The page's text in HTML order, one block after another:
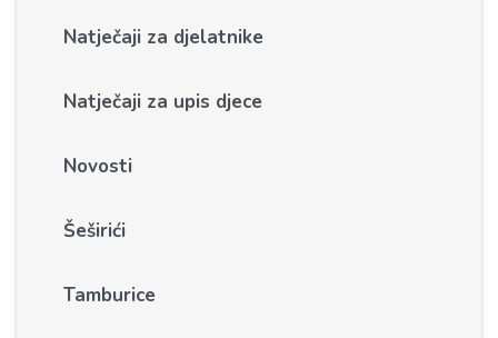
Natječaji za djelatnike
Natječaji za upis djece
Novosti
Šeširići
Tamburice